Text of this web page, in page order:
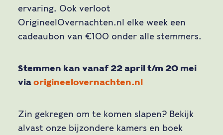
ervaring. Ook verloot
OrigineelOvernachten.nl elke week een
cadeaubon van €100 onder alle stemmers.
Stemmen kan vanaf 22 april t/m 20 mei
viaorigineelovernachten.nl
Zin gekregen om te komen slapen? Bekijk
alvast onze bijzondere kamers en boek